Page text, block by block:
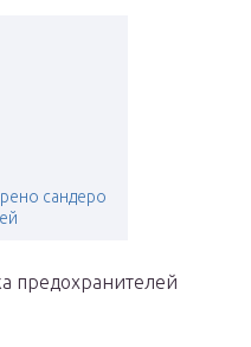
сандеро
предохранителей